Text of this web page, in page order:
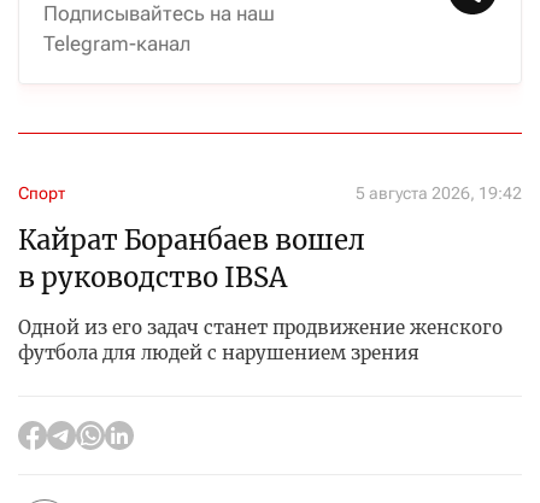
Подписывайтесь на наш
Telegram-канал
Спорт 5 августа 2026, 19:42
Кайрат Боранбаев вошел
в руководство IBSA
Одной из его задач станет продвижение женского
футбола для людей с нарушением зрения